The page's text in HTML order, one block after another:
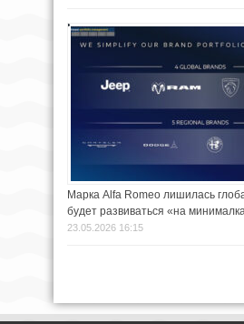
Марка Alfa Romeo лишилась
будет развиваться «на
23.05.2026 16:15